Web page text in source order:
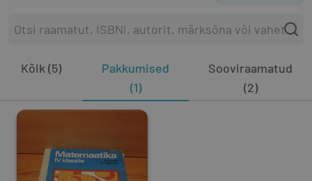
Kõik (5)
Pakkumised
(1)
Sooviraamatud
(2)